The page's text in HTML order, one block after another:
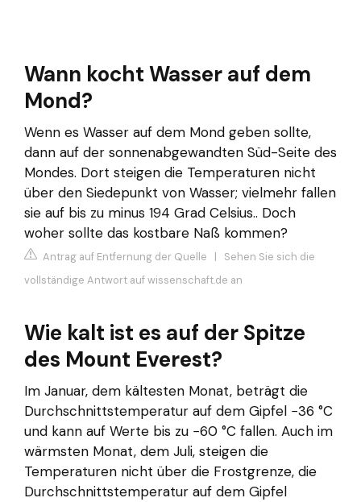
Wann kocht Wasser auf dem
Mond?
Wenn es Wasser auf dem Mond geben sollte,
dann auf der sonnenabgewandten Süd-Seite des
Mondes. Dort steigen die Temperaturen nicht
über den Siedepunkt von Wasser; vielmehr fallen
sie auf bis zu minus 194 Grad Celsius.. Doch
woher sollte das kostbare Naß kommen?
Antrag auf Entfernung der Quelle | Sehen Sie sich die
vollständige Antwort auf wissenschaft.de an
Wie kalt ist es auf der Spitze
des Mount Everest?
Im Januar, dem kältesten Monat, beträgt die
Durchschnittstemperatur auf dem Gipfel −36 °C
und kann auf Werte bis zu −60 °C fallen. Auch im
wärmsten Monat, dem Juli, steigen die
Temperaturen nicht über die Frostgrenze, die
Durchschnittstemperatur auf dem Gipfel